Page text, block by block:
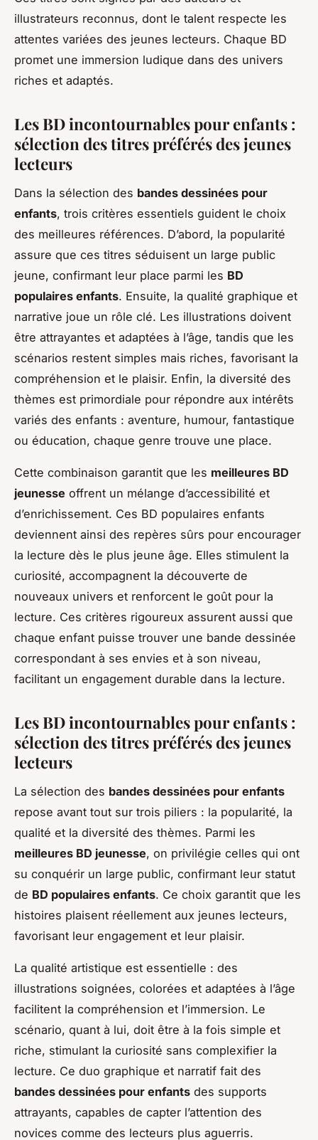
illustrateurs reconnus, dont le talent respecte les
attentes variées des jeunes lecteurs. Chaque BD
promet une immersion ludique dans des univers
riches et adaptés.
Les BD incontournables pour enfants :
sélection des titres préférés des jeunes
lecteurs
Dans la sélection des bandes dessinées pour
enfants, trois critères essentiels guident le choix
des meilleures références. D’abord, la popularité
assure que ces titres séduisent un large public
jeune, confirmant leur place parmi les BD
populaires enfants. Ensuite, la qualité graphique et
narrative joue un rôle clé. Les illustrations doivent
être attrayantes et adaptées à l’âge, tandis que les
scénarios restent simples mais riches, favorisant la
compréhension et le plaisir. Enfin, la diversité des
thèmes est primordiale pour répondre aux intérêts
variés des enfants : aventure, humour, fantastique
ou éducation, chaque genre trouve une place.
Cette combinaison garantit que les meilleures BD
jeunesse offrent un mélange d’accessibilité et
d’enrichissement. Ces BD populaires enfants
deviennent ainsi des repères sûrs pour encourager
la lecture dès le plus jeune âge. Elles stimulent la
curiosité, accompagnent la découverte de
nouveaux univers et renforcent le goût pour la
lecture. Ces critères rigoureux assurent aussi que
chaque enfant puisse trouver une bande dessinée
correspondant à ses envies et à son niveau,
facilitant un engagement durable dans la lecture.
Les BD incontournables pour enfants :
sélection des titres préférés des jeunes
lecteurs
La sélection des bandes dessinées pour enfants
repose avant tout sur trois piliers : la popularité, la
qualité et la diversité des thèmes. Parmi les
meilleures BD jeunesse, on privilégie celles qui ont
su conquérir un large public, confirmant leur statut
de BD populaires enfants. Ce choix garantit que les
histoires plaisent réellement aux jeunes lecteurs,
favorisant leur engagement et leur plaisir.
La qualité artistique est essentielle : des
illustrations soignées, colorées et adaptées à l’âge
facilitent la compréhension et l’immersion. Le
scénario, quant à lui, doit être à la fois simple et
riche, stimulant la curiosité sans complexifier la
lecture. Ce duo graphique et narratif fait des
bandes dessinées pour enfants des supports
attrayants, capables de capter l’attention des
novices comme des lecteurs plus aguerris.